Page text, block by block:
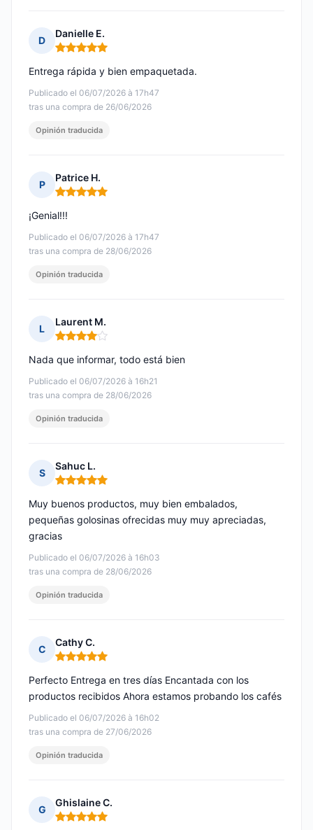
D
Danielle E.
Nota: 5 de 5
Publicado el 06/07/2026 à 17h47
tras una compra de 26/06/2026
Entrega rápida y bien empaquetada.
Opinión traducida
P
Patrice H.
Nota: 5 de 5
Publicado el 06/07/2026 à 17h47
tras una compra de 28/06/2026
¡Genial!!!
Opinión traducida
L
Laurent M.
Nota: 4 de 5
Publicado el 06/07/2026 à 16h21
tras una compra de 28/06/2026
Nada que informar, todo está bien
Opinión traducida
S
Sahuc L.
Nota: 5 de 5
Publicado el 06/07/2026 à 16h03
tras una compra de 28/06/2026
Muy buenos productos, muy bien embalados,
pequeñas golosinas ofrecidas muy muy apreciadas,
gracias
Opinión traducida
C
Cathy C.
Nota: 5 de 5
Publicado el 06/07/2026 à 16h02
tras una compra de 27/06/2026
Perfecto Entrega en tres días Encantada con los
productos recibidos Ahora estamos probando los cafés
Opinión traducida
G
Ghislaine C.
Nota: 5 de 5